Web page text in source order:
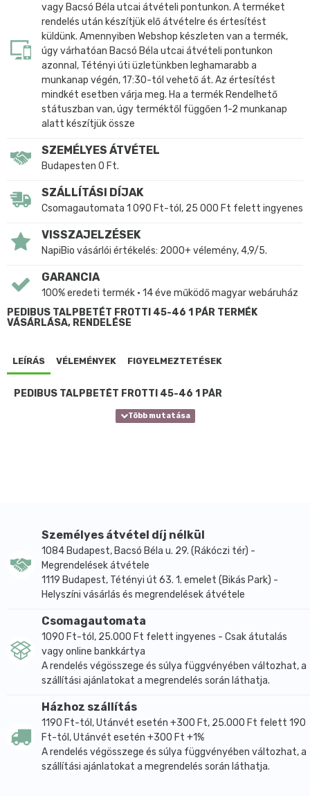
vagy Bacsó Béla utcai átvételi pontunkon. A terméket
rendelés után készítjük elő átvételre és értesítést
küldünk. Amennyiben Webshop készleten van a termék,
úgy várhatóan Bacsó Béla utcai átvételi pontunkon
azonnal, Tétényi úti üzletünkben leghamarabb a
munkanap végén, 17:30-tól vehető át. Az értesítést
mindkét esetben várja meg. Ha a termék Rendelhető
státuszban van, úgy terméktől függően 1-2 munkanap
alatt készítjük össze
SZEMÉLYES ÁTVÉTEL
Budapesten 0 Ft.
SZÁLLÍTÁSI DÍJAK
Csomagautomata 1 090 Ft-tól, 25 000 Ft felett ingyenes
VISSZAJELZÉSEK
NapiBio vásárlói értékelés: 2000+ vélemény, 4,9/5.
GARANCIA
100% eredeti termék • 14 éve működő magyar webáruház
PEDIBUS TALPBETÉT FROTTI 45-46 1 PÁR TERMÉK
VÁSÁRLÁSA, RENDELÉSE
LEÍRÁS VÉLEMÉNYEK FIGYELMEZTETÉSEK
PEDIBUS TALPBETÉT FROTTI 45-46 1 PÁR
Személyes átvétel díj nélkül
1084 Budapest, Bacsó Béla u. 29. (Rákóczi tér) -
Megrendelések átvétele
1119 Budapest, Tétényi út 63. 1. emelet (Bikás Park) -
Helyszíni vásárlás és megrendelések átvétele
Csomagautomata
1090 Ft-tól, 25.000 Ft felett ingyenes - Csak átutalás
vagy online bankkártya
A rendelés végösszege és súlya függvényében változhat, a
szállítási ajánlatokat a megrendelés során láthatja.
Házhoz szállítás
1190 Ft-tól, Utánvét esetén +300 Ft, 25.000 Ft felett 190
Ft-tól, Utánvét esetén +300 Ft +1%
A rendelés végösszege és súlya függvényében változhat, a
szállítási ajánlatokat a megrendelés során láthatja.